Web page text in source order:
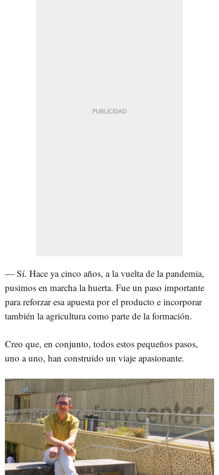
— Sí. Hace ya cinco años, a la vuelta de la pandemia,
pusimos en marcha la huerta. Fue un paso importante
para reforzar esa apuesta por el producto e incorporar
también la agricultura como parte de la formación.
Creo que, en conjunto, todos estos pequeños pasos,
uno a uno, han construido un viaje apasionante.